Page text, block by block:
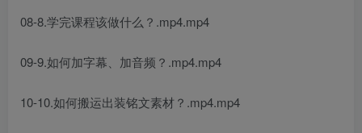
08-8.学完课程该做什么？.mp4.mp4
09-9.如何加字幕、加音频？.mp4.mp4
10-10.如何搬运出装铭文素材？.mp4.mp4